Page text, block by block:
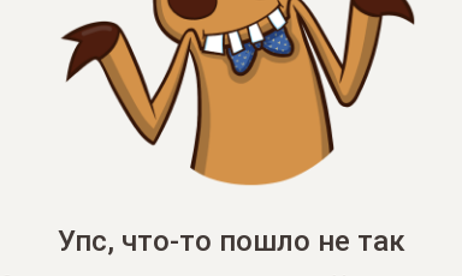
Упс, что-то пошло не так